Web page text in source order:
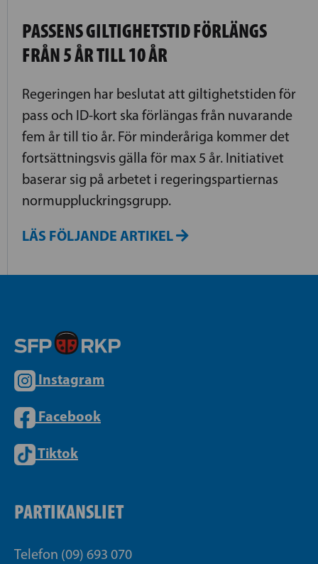
PASSENS GILTIGHETSTID FÖRLÄNGS
FRÅN 5 ÅR TILL 10 ÅR
Regeringen har beslutat att giltighetstiden för
pass och ID-kort ska förlängas från nuvarande
fem år till tio år. För minderåriga kommer det
fortsättningsvis gälla för max 5 år. Initiativet
baserar sig på arbetet i regeringspartiernas
normuppluckringsgrupp.
LÄS FÖLJANDE ARTIKEL
Instagram
Facebook
Tiktok
PARTIKANSLIET
Telefon (09) 693 070